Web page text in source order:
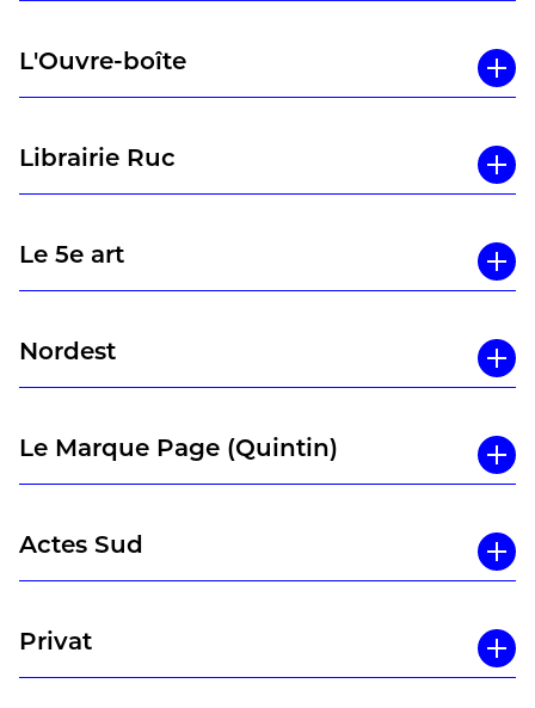
L'Ouvre-boîte
Librairie Ruc
Le 5e art
Nordest
Le Marque Page (Quintin)
Actes Sud
Privat